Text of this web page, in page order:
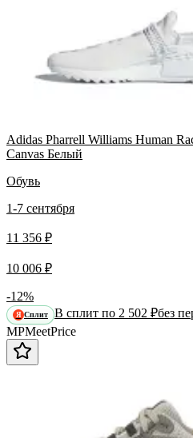
Adidas Pharrell Williams Human
Canvas Белый
Обувь
1-7 сентября
11 356 ₽
10 006 ₽
-12%
Я Сплит В сплит по 2 502 ₽без
MPMeetPrice